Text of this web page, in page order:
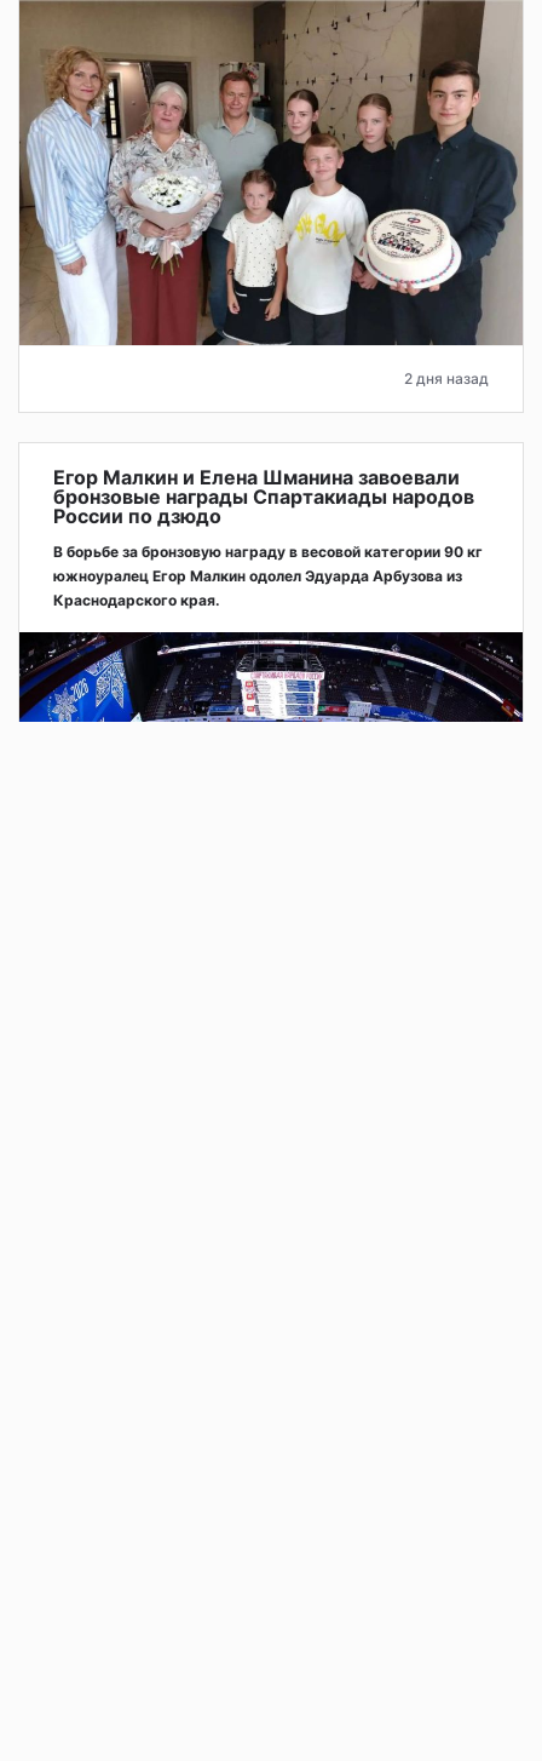
2 дня назад
Егор Малкин и Елена Шманина завоевали
бронзовые награды Спартакиады народов
России по дзюдо
В борьбе за бронзовую награду в весовой категории 90 кг
южноуралец Егор Малкин одолел Эдуарда Арбузова из
Краснодарского края.